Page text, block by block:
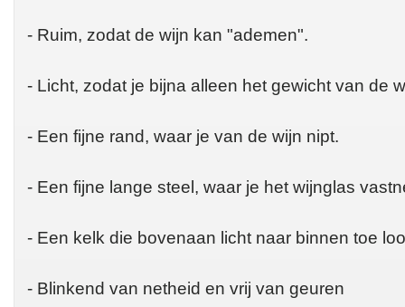
- Ruim, zodat de wijn kan "ademen".
- Licht, zodat je bijna alleen het gewicht van de
- Een fijne rand, waar je van de wijn nipt.
- Een fijne lange steel, waar je het wijnglas
- Een kelk die bovenaan licht naar binnen toe
- Blinkend van netheid en vrij van geuren